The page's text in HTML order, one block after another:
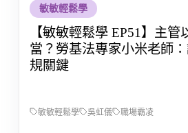
敏敏輕鬆學
【敏敏輕鬆學 EP51】主管
當？勞基法專家小米老師
規關鍵
敏敏輕鬆學 吳虹儀 職場霸凌